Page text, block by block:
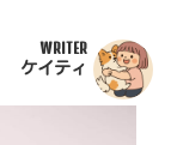
WRITER
ケイティ